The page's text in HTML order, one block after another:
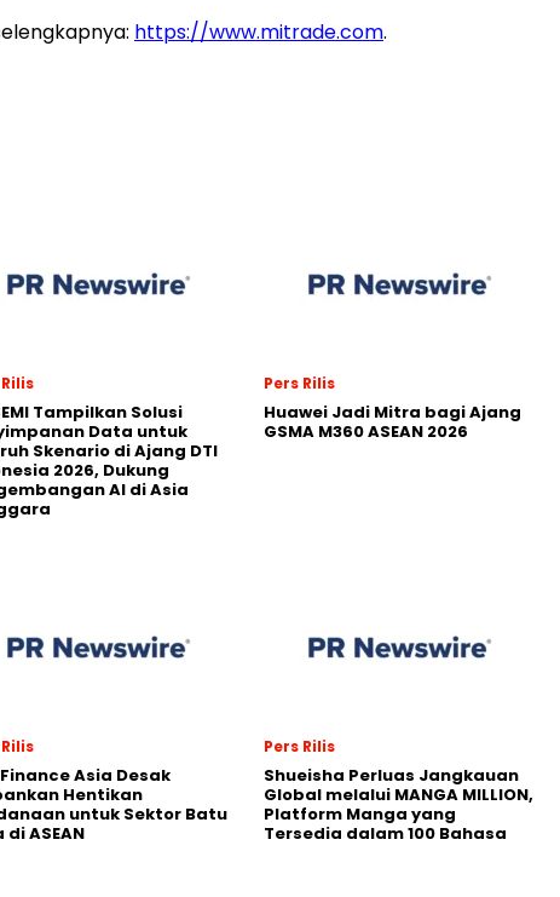
https://www.mitrade.com.
Tampilkan Solusi
Data untuk
Skenario di Ajang DTI
2026, Dukung
AI di Asia
Pers Rilis
Huawei Jadi Mitra bagi Ajang
GSMA M360 ASEAN 2026
Asia Desak
Hentikan
untuk Sektor Batu
di ASEAN
Pers Rilis
Shueisha Perluas Jangkauan
Global melalui MANGA MILLION,
Platform Manga yang
Tersedia dalam 100 Bahasa